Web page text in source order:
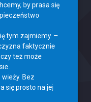
by prasa się
tym zajmiemy. –
faktycznie
też może
wieży. Bez
się prosto na jej